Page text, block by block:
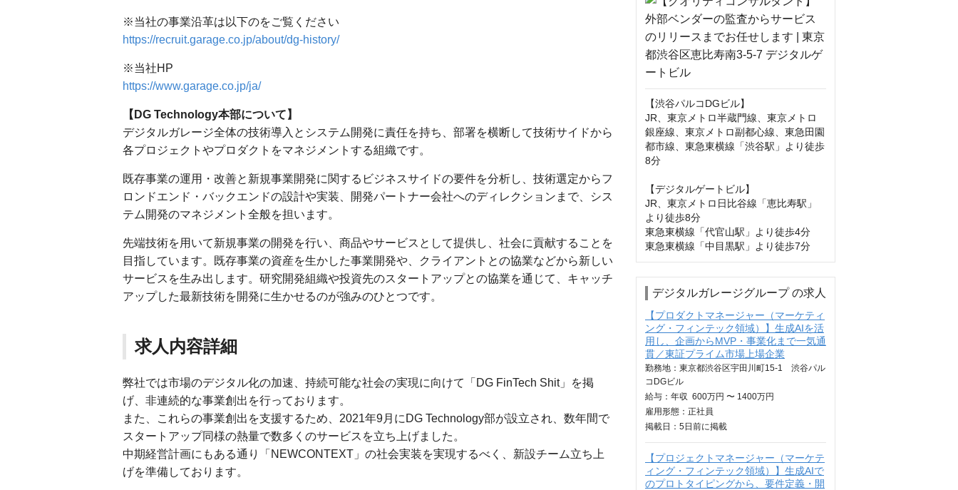
※当社の事業沿革は以下のをご覧ください
https://recruit.garage.co.jp/about/dg-history/
※当社HP
https://www.garage.co.jp/ja/
【DG Technology本部について】
デジタルガレージ全体の技術導入とシステム開発に責任を持ち、部署を横断して技術サイドから
各プロジェクトやプロダクトをマネジメントする組織です。
既存事業の運用・改善と新規事業開発に関するビジネスサイドの要件を分析し、技術選定からフ
ロンドエンド・バックエンドの設計や実装、開発パートナー会社へのディレクションまで、シス
テム開発のマネジメント全般を担います。
先端技術を用いて新規事業の開発を行い、商品やサービスとして提供し、社会に貢献することを
目指しています。既存事業の資産を生かした事業開発や、クライアントとの協業などから新しい
サービスを生み出します。研究開発組織や投資先のスタートアップとの協業を通じて、キャッチ
アップした最新技術を開発に生かせるのが強みのひとつです。
求人内容詳細
弊社では市場のデジタル化の加速、持続可能な社会の実現に向けて「DG FinTech Shit」を掲
げ、非連続的な事業創出を行っております。
また、これらの事業創出を支援するため、2021年9月にDG Technology部が設立され、数年間で
スタートアップ同様の熱量で数多くのサービスを立ち上げました。
中期経営計画にもある通り「NEWCONTEXT」の社会実装を実現するべく、新設チーム立ち上
げを準備しております。
【渋谷パルコDGビル】
JR、東京メトロ半蔵門線、東京メトロ
銀座線、東京メトロ副都心線、東急田園
都市線、東急東横線「渋谷駅」より徒歩
8分
【デジタルゲートビル】
JR、東京メトロ日比谷線「恵比寿駅」
より徒歩8分
東急東横線「代官山駅」より徒歩4分
東急東横線「中目黒駅」より徒歩7分
デジタルガレージグループ の求人
【プロダクトマネージャー（マーケティ
ング・フィンテック領域）】生成AIを活
用し、企画からMVP・事業化まで一気通
貫／東証プライム市場上場企業
勤務地：東京都渋谷区宇田川町15-1 渋谷パル
コDGビル
給与： 年収 600万円 〜 1400万円
雇用形態：正社員
掲載日： 5日 前に掲載
【プロジェクトマネージャー（マーケテ
ィング・フィンテック領域）】生成AIで
のプロトタイピングから、要件定義・開